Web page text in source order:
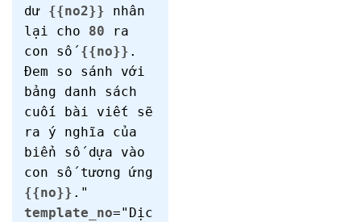
dư {{no2}} nhân
lại cho 80 ra
con số {{no}} .
Đem so sánh với
bảng danh sách
cuối bài viết sẽ
ra ý nghĩa của
biển số dựa vào
con số tương ứng
{{no}} ."
template_no="Dịc